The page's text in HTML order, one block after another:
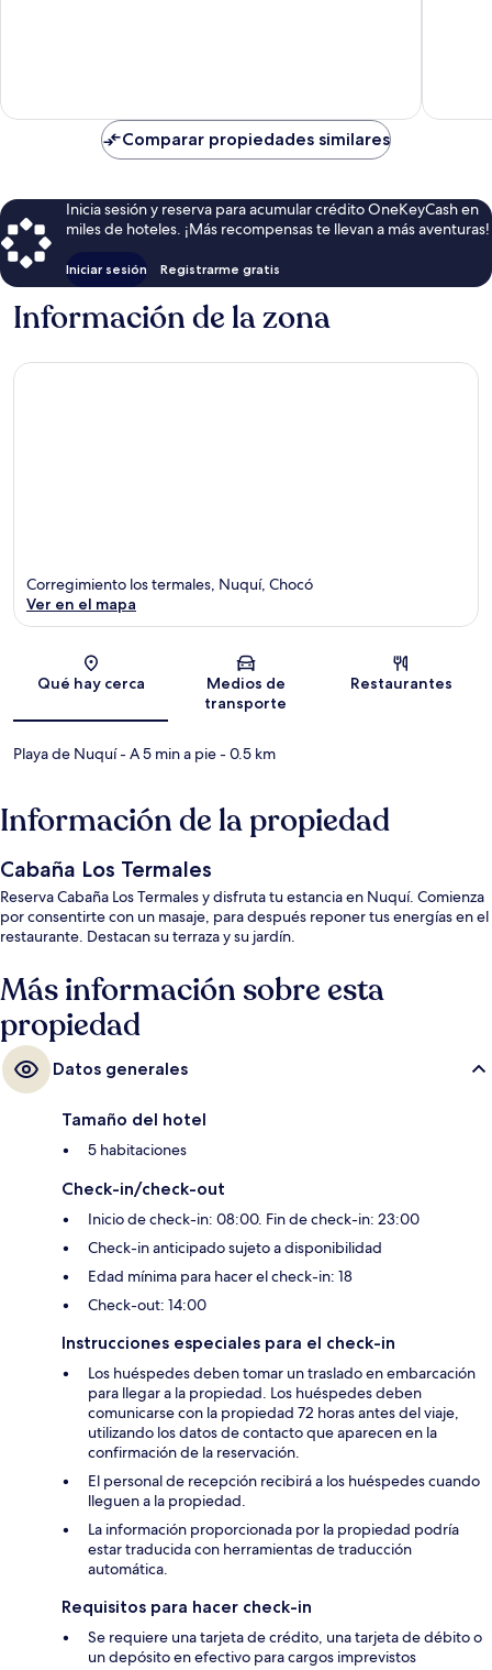
Comparar propiedades similares
Inicia sesión y reserva para acumular crédito OneKeyCash en
miles de hoteles. ¡Más recompensas te llevan a más aventuras!
Iniciar sesión Registrarme gratis
Información de la zona
Sección del mapa
Corregimiento los termales, Nuquí, Chocó
Ver en el mapa
Qué hay cerca
Medios de
transporte
Restaurantes
Playa de Nuquí- A 5 min a pie- 0.5 km
Información de la propiedad
Cabaña Los Termales
Reserva Cabaña Los Termales y disfruta tu estancia en Nuquí. Comienza
por consentirte con un masaje, para después reponer tus energías en el
restaurante. Destacan su terraza y su jardín.
Más información sobre esta
propiedad
Datos generales
Tamaño del hotel
5 habitaciones
Check-in/check-out
Inicio de check-in: 08:00. Fin de check-in: 23:00
Check-in anticipado sujeto a disponibilidad
Edad mínima para hacer el check-in: 18
Check-out: 14:00
Instrucciones especiales para el check-in
Los huéspedes deben tomar un traslado en embarcación
para llegar a la propiedad. Los huéspedes deben
comunicarse con la propiedad 72 horas antes del viaje,
utilizando los datos de contacto que aparecen en la
confirmación de la reservación.
El personal de recepción recibirá a los huéspedes cuando
lleguen a la propiedad.
La información proporcionada por la propiedad podría
estar traducida con herramientas de traducción
automática.
Requisitos para hacer check-in
Se requiere una tarjeta de crédito, una tarjeta de débito o
un depósito en efectivo para cargos imprevistos